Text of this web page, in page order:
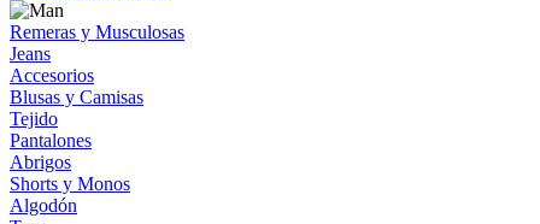
Remeras y Musculosas
Jeans
Accesorios
Blusas y Camisas
Tejido
Pantalones
Abrigos
Shorts y Monos
Algodón